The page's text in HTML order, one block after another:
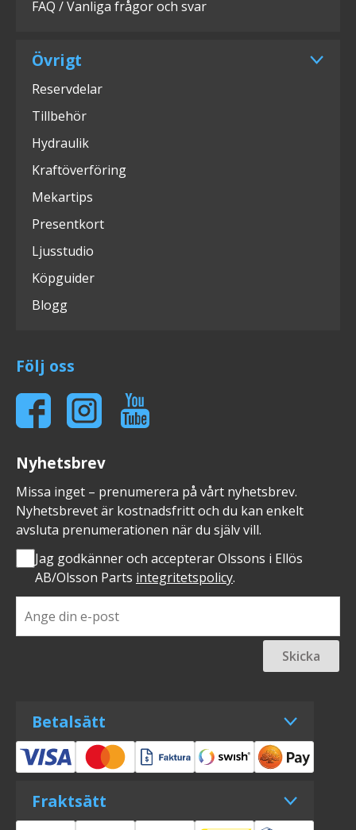
FAQ / Vanliga frågor och svar
Övrigt
Reservdelar
Tillbehör
Hydraulik
Kraftöverföring
Mekartips
Presentkort
Ljusstudio
Köpguider
Blogg
Följ oss
Nyhetsbrev
Missa inget – prenumerera på vårt nyhetsbrev.
Nyhetsbrevet är kostnadsfritt och du kan enkelt
avsluta prenumerationen när du själv vill.
Jag godkänner och accepterar Olssons i Ellös
AB/Olsson Parts integritetspolicy.
Skicka
Betalsätt
Fraktsätt